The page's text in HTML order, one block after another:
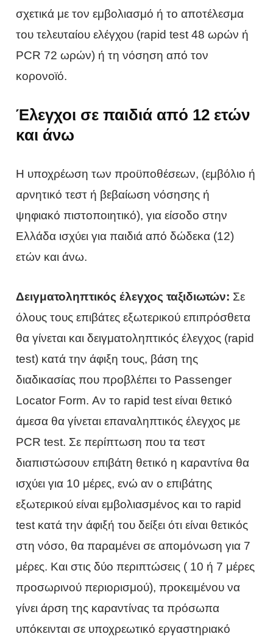
σχετικά με τον εμβολιασμό ή το αποτέλεσμα
του τελευταίου ελέγχου (rapid test 48 ωρών ή
PCR 72 ωρών) ή τη νόσηση από τον
κορoνοϊό.
Έλεγχοι σε παιδιά από 12 ετών
και άνω
Η υποχρέωση των προϋποθέσεων, (εμβόλιο ή
αρνητικό τεστ ή βεβαίωση νόσησης ή
ψηφιακό πιστοποιητικό), για είσοδο στην
Ελλάδα ισχύει για παιδιά από δώδεκα (12)
ετών και άνω.
Δειγματοληπτικός έλεγχος ταξιδιωτών: Σε
όλους τους επιβάτες εξωτερικού επιπρόσθετα
θα γίνεται και δειγματοληπτικός έλεγχος (rapid
test) κατά την άφιξη τους, βάση της
διαδικασίας που προβλέπει το Passenger
Locator Form. Αν το rapid test είναι θετικό
άμεσα θα γίνεται επαναληπτικός έλεγχος με
PCR test. Σε περίπτωση που τα τεστ
διαπιστώσουν επιβάτη θετικό η καραντίνα θα
ισχύει για 10 μέρες, ενώ αν ο επιβάτης
εξωτερικού είναι εμβολιασμένος και το rapid
test κατά την άφιξή του δείξει ότι είναι θετικός
στη νόσο, θα παραμένει σε απομόνωση για 7
μέρες. Και στις δύο περιπτώσεις ( 10 ή 7 μέρες
προσωρινού περιορισμού), προκειμένου να
γίνει άρση της καραντίνας τα πρόσωπα
υπόκεινται σε υποχρεωτικό εργαστηριακό